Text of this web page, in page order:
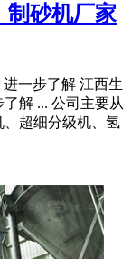
制砂机厂家
一步了解 江西生
解 ... 公司主要从
超细分级机、氢